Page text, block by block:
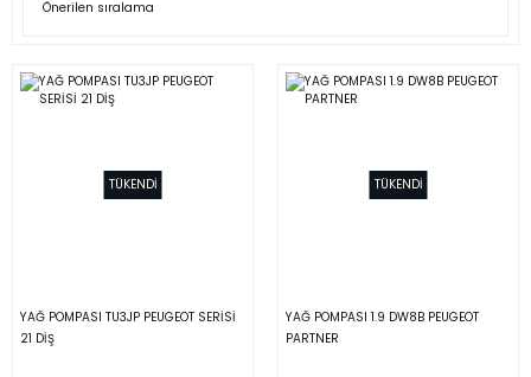
TÜKENDİ
YAĞ POMPASI TU3JP PEUGEOT SERİSİ
21 DİŞ
TÜKENDİ
YAĞ POMPASI 1.9 DW8B PEUGEOT
PARTNER